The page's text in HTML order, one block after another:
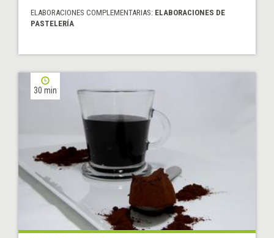
ELABORACIONES COMPLEMENTARIAS: ELABORACIONES DE
PASTELERÍA
30 min